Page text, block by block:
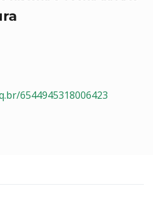
6544945318006423